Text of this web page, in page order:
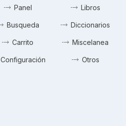
Panel
Busqueda
Carrito
Configuración
Libros
Diccionarios
Miscelanea
Otros